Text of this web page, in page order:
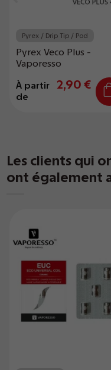
Pyrex / Drip Tip / Pod
Pyrex Veco Plus -
Vaporesso
À partir
de
2,90 €
Les clients qui
ont également